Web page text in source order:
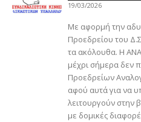
19/03/2026
Με αφορμή την
Προεδρείου του
τα ακόλουθα. Η
μέχρι σήμερα δεν
Προεδρείων
αφού αυτά για να
λειτουργούν στην
με δομικές